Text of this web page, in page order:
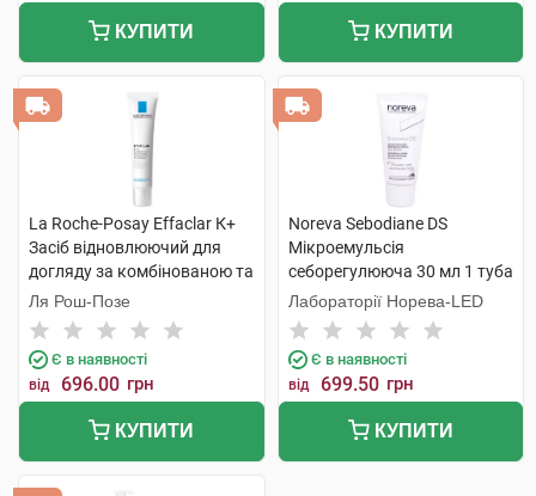
КУПИТИ КУПИТИ
La Roche-Posay Effaclar К+
Засіб відновлюючий для
догляду за комбінованою та
схильною до жирності
шкірою обличчя 40 мл 1
туба
Ля Рош-Позе
Є в наявності
від 696.00 грн
КУПИТИ
Noreva Sebodiane DS
Мікроемульсія
себорегулююча 30 мл 1 туба
Лабораторії Норева-LED
Є в наявності
від 699.50 грн
КУПИТИ